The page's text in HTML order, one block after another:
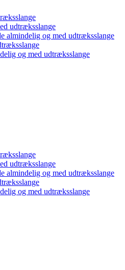
udtræksslange
almindelig og med udtræksslange
og med udtræksslange
udtræksslange
almindelig og med udtræksslange
og med udtræksslange